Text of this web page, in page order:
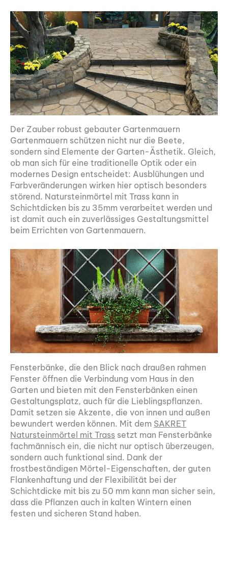
Der Zauber robust gebauter Gartenmauern
Gartenmauern schützen nicht nur die Beete,
sondern sind Elemente der Garten-Ästhetik. Gleich,
ob man sich für eine traditionelle Optik oder ein
modernes Design entscheidet: Ausblühungen und
Farbveränderungen wirken hier optisch besonders
störend. Natursteinmörtel mit Trass kann in
Schichtdicken bis zu 35mm verarbeitet werden und
ist damit auch ein zuverlässiges Gestaltungsmittel
beim Errichten von Gartenmauern.
Fensterbänke, die den Blick nach draußen rahmen
Fenster öffnen die Verbindung vom Haus in den
Garten und bieten mit den Fensterbänken einen
Gestaltungsplatz, auch für die Lieblingspflanzen.
Damit setzen sie Akzente, die von innen und außen
bewundert werden können. Mit dem SAKRET
Natursteinmörtel mit Trass setzt man Fensterbänke
fachmännisch ein, die nicht nur optisch überzeugen,
sondern auch funktional sind. Dank der
frostbeständigen Mörtel-Eigenschaften, der guten
Flankenhaftung und der Flexibilität bei der
Schichtdicke mit bis zu 50 mm kann man sicher sein,
dass die Pflanzen auch in kalten Wintern einen
festen und sicheren Stand haben.